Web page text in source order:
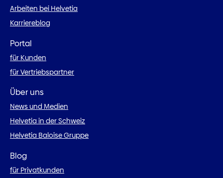
Arbeiten bei Helvetia
Karriereblog
Portal
für Kunden
für Vertriebspartner
Über uns
News und Medien
Helvetia in der Schweiz
Helvetia Baloise Gruppe
Blog
für Privatkunden